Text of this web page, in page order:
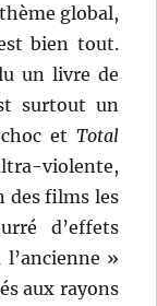
global,
bien tout.
un livre de
surtout un
et Total
violente,
des films les
d’effets
»
aux rayons